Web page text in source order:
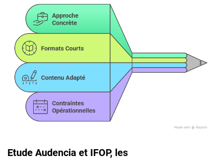
Etude Audencia et IFOP, les